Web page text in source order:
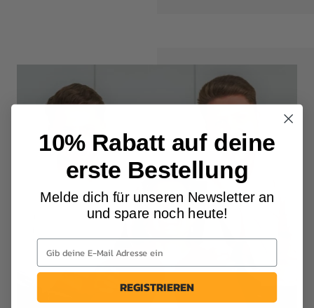
10% Rabatt auf deine
erste Bestellung
Melde dich für unseren Newsletter an
und spare noch heute!
REGISTRIEREN